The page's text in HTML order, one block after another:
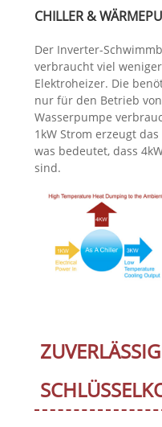
CHILLER &
Der Inverter-
verbraucht viel
Elektroheizer. Die
nur für den Betrieb
Wasserpumpe
1kW Strom erzeugt
was bedeutet, dass
sind.